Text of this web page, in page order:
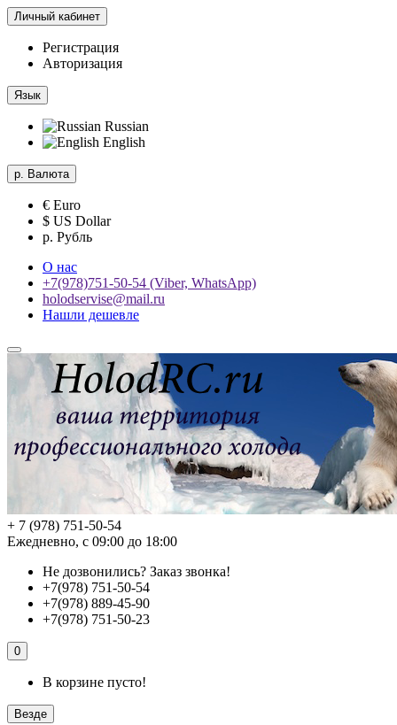
Личный кабинет
Регистрация
Авторизация
Язык
Russian
English
р. Валюта
€ Euro
$ US Dollar
р. Рубль
О нас
+7(978)751-50-54 (Viber, WhatsApp)
holodservise@mail.ru
Нашли дешевле
+ 7 (978) 751-50-54
Ежедневно, с 09:00 до 18:00
Не дозвонились? Заказ звонка!
+7(978) 751-50-54
+7(978) 889-45-90
+7(978) 751-50-23
0
В корзине пусто!
Везде